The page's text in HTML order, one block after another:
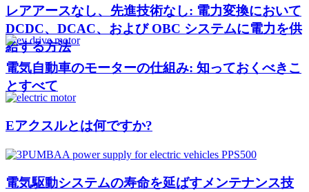
レアアースなし、先進技術なし: 電力変換において
DCDC、DCAC、および OBC システムに電力を供
給する方法
電気自動車のモーターの仕組み: 知っておくべきこ
とすべて
Eアクスルとは何ですか?
電気駆動システムの寿命を延ばすメンテナンス技